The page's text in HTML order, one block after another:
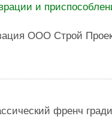
и
ООО Строй
френч